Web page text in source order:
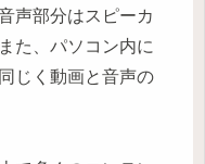
声部分はスピーカ
た、パソコン内に
じく動画と音声の